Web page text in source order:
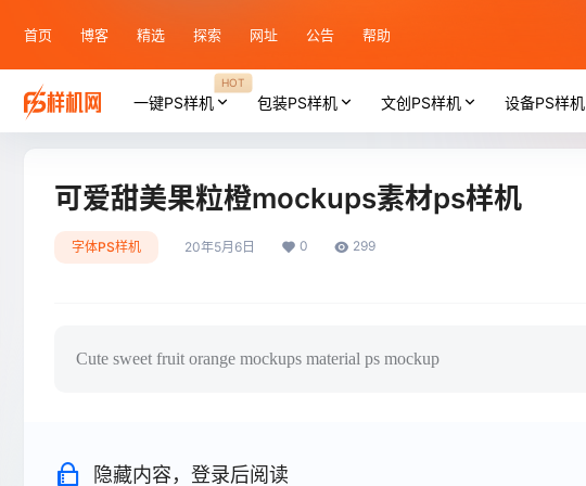
首页 博客 精选 探索 网址 公告 帮助
一键PS样机
HOT
包装PS样机 文创PS样机 设备PS样机
可爱甜美果粒橙mockups素材ps样机
字体PS样机 20年5月6日 0 299
Cute sweet fruit orange mockups material ps mockup
隐藏内容，登录后阅读